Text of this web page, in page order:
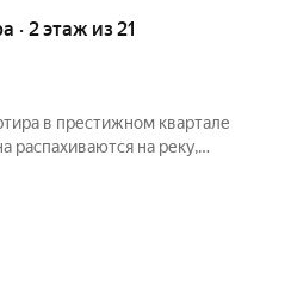
· 2 этаж из 21
в престижном квартале
распахиваются на реку,
квартале, у самой